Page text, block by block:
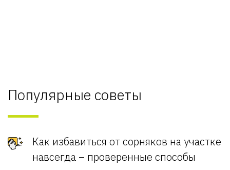
Популярные советы
Как избавиться от сорняков на участке
навсегда – проверенные способы